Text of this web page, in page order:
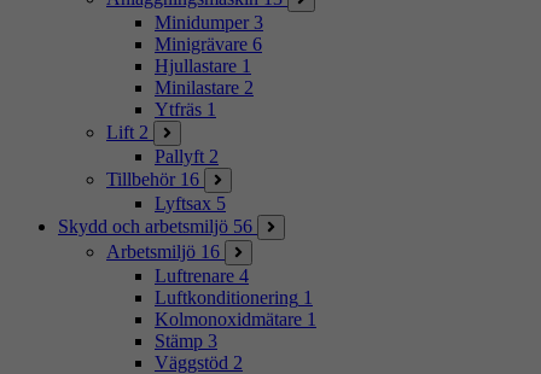
Minidumper 3
Minigrävare 6
Hjullastare 1
Minilastare 2
Ytfräs 1
Lift 2
Pallyft 2
Tillbehör 16
Lyftsax 5
Skydd och arbetsmiljö 56
Arbetsmiljö 16
Luftrenare 4
Luftkonditionering 1
Kolmonoxidmätare 1
Stämp 3
Väggstöd 2